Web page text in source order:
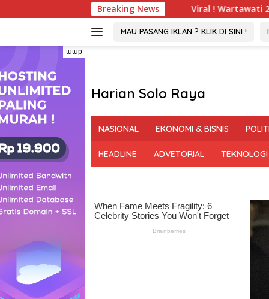
ke
Breaking News
Viral ! Wartawati 22 Tahun Jadi Peserta
MAU PASANG IKLAN ? KLIK DI SINI !
tutup
Harian Solo Raya
Tegas
Bermartabat
NASIONAL EKONOMI & BISNIS
HEADLINE ADVETORIAL TEKNOLOGI